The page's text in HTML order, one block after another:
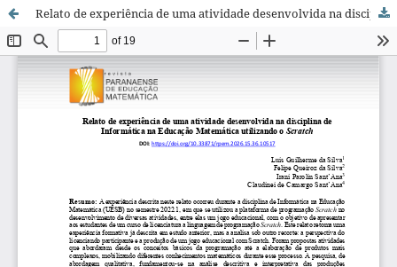
Relato de experiência de uma atividade desenvolvida na disciplina de Informática na Educação Matemática utilizando o Scratch